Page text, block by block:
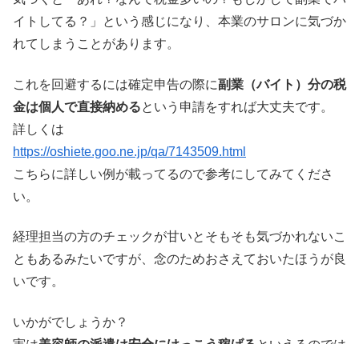
イトしてる？」という感じになり、本業のサロンに気づか
れてしまうことがあります。
これを回避するには確定申告の際に副業（バイト）分の税
金は個人で直接納めるという申請をすれば大丈夫です。
詳しくは
https://oshiete.goo.ne.jp/qa/7143509.html
こちらに詳しい例が載ってるので参考にしてみてくださ
い。
経理担当の方のチェックが甘いとそもそも気づかれないこ
ともあるみたいですが、念のためおさえておいたほうが良
いです。
いかがでしょうか？